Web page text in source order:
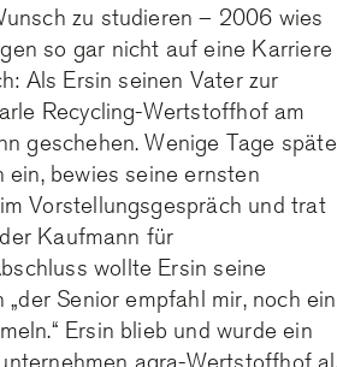
zu studieren – 2006 wies
so gar nicht auf eine Karriere
Als Ersin seinen Vater zur
Recycling-Wertstoffhof am
geschehen. Wenige Tage
bewies seine ernsten
Vorstellungsgespräch und trat
Kaufmann für
wollte Ersin seine
Senior empfahl mir, noch ein
Ersin blieb und wurde ein
agra-Wertstoffhof